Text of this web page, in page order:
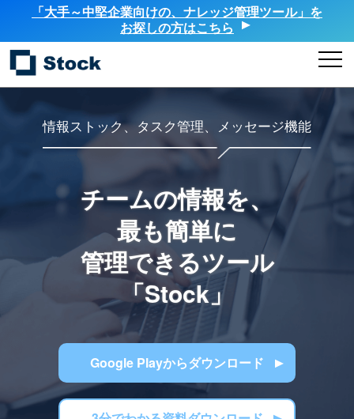
「大手～中堅企業向けの、ナレッジ管理ツール」を
お探しの方はこちら
情報ストック、タスク管理、メッセージ機能
チームの情報を、
最も簡単に
管理できるツール
「Stock」
Google Playからダウンロード